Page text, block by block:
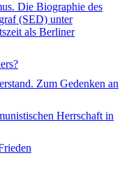
Die Biographie des
(SED) unter
als Berliner
Zum Gedenken an
Herrschaft in